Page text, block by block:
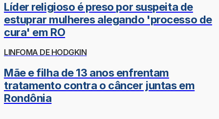
Líder religioso é preso por suspeita de
estuprar mulheres alegando 'processo de
cura' em RO
LINFOMA DE HODGKIN
Mãe e filha de 13 anos enfrentam
tratamento contra o câncer juntas em
Rondônia